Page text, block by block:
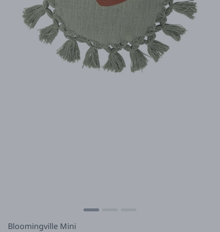
Bloomingville Mini